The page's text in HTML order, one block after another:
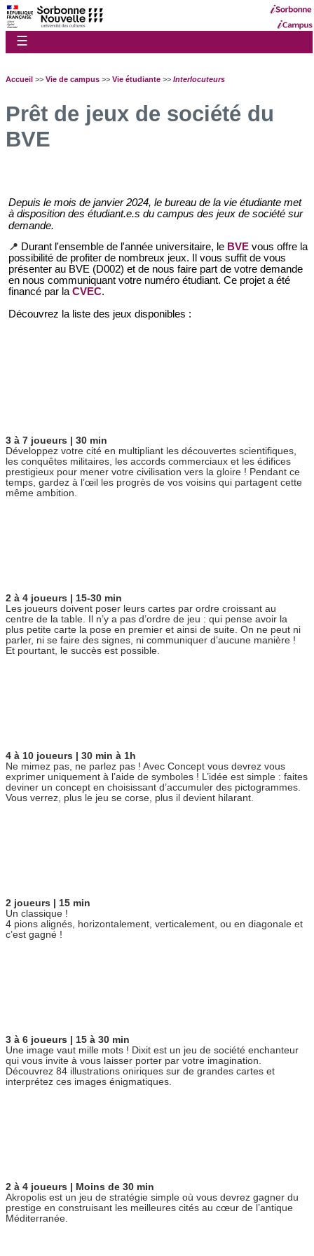
☰
Accueil >> Vie de campus >> Vie étudiante >> Interlocuteurs
Prêt de jeux de société du
BVE
Depuis le mois de janvier 2024, le bureau de la vie étudiante met
à disposition des étudiant.e.s du campus des jeux de société sur
demande.
📍 Durant l'ensemble de l'année universitaire, le BVE vous offre la
possibilité de profiter de nombreux jeux. Il vous suffit de vous
présenter au BVE (D002) et de nous faire part de votre demande
en nous communiquant votre numéro étudiant. Ce projet a été
financé par la CVEC.
Découvrez la liste des jeux disponibles :
3 à 7 joueurs | 30 min
Développez votre cité en multipliant les découvertes scientifiques,
les conquêtes militaires, les accords commerciaux et les édifices
prestigieux pour mener votre civilisation vers la gloire ! Pendant ce
temps, gardez à l’œil les progrès de vos voisins qui partagent cette
même ambition.
2 à 4 joueurs | 15-30 min
Les joueurs doivent poser leurs cartes par ordre croissant au
centre de la table. Il n’y a pas d’ordre de jeu : qui pense avoir la
plus petite carte la pose en premier et ainsi de suite. On ne peut ni
parler, ni se faire des signes, ni communiquer d’aucune manière !
Et pourtant, le succès est possible.
4 à 10 joueurs | 30 min à 1h
Ne mimez pas, ne parlez pas ! Avec Concept vous devrez vous
exprimer uniquement à l’aide de symboles ! L’idée est simple : faites
deviner un concept en choisissant d’accumuler des pictogrammes.
Vous verrez, plus le jeu se corse, plus il devient hilarant.
2 joueurs
| 15 min
Un classique !
4 pions alignés, horizontalement, verticalement, ou en diagonale et
c’est gagné !
3 à 6 joueurs | 15 à 30 min
Une image vaut mille mots ! Dixit est un jeu de société enchanteur
qui vous invite à vous laisser porter par votre imagination.
Découvrez 84 illustrations oniriques sur de grandes cartes et
interprétez ces images énigmatiques.
2 à 4 joueurs | Moins de 30 min
Akropolis est un jeu de stratégie simple où vous devrez gagner du
prestige en construisant les meilleures cités au cœur de l’antique
Méditerranée.